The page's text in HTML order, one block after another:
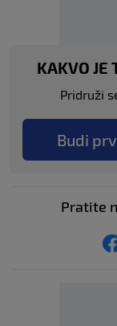
KAKVO JE
Pridruži
Budi
Pratite